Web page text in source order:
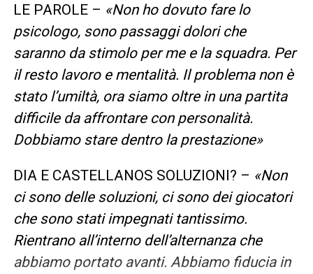
LE PAROLE – «Non ho dovuto fare lo
psicologo, sono passaggi dolori che
saranno da stimolo per me e la squadra. Per
il resto lavoro e mentalità. Il problema non è
stato l’umiltà, ora siamo oltre in una partita
difficile da affrontare con personalità.
Dobbiamo stare dentro la prestazione»
DIA E CASTELLANOS SOLUZIONI? – «Non
ci sono delle soluzioni, ci sono dei giocatori
che sono stati impegnati tantissimo.
Rientrano all’interno dell’alternanza che
abbiamo portato avanti. Abbiamo fiducia in